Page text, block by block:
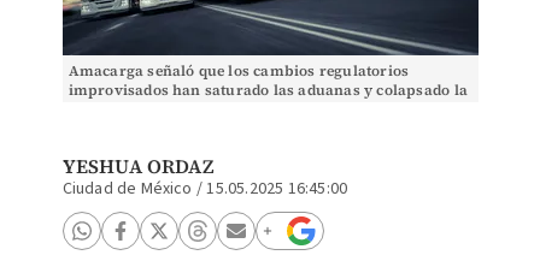
Amacarga señaló que los cambios regulatorios
improvisados han saturado las aduanas y colapsado la
YESHUA ORDAZ
Ciudad de México /15.05.2025 16:45:00